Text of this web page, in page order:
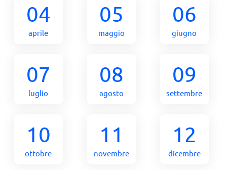
04
aprile
05
maggio
06
giugno
07
luglio
08
agosto
09
settembre
10
ottobre
11
novembre
12
dicembre